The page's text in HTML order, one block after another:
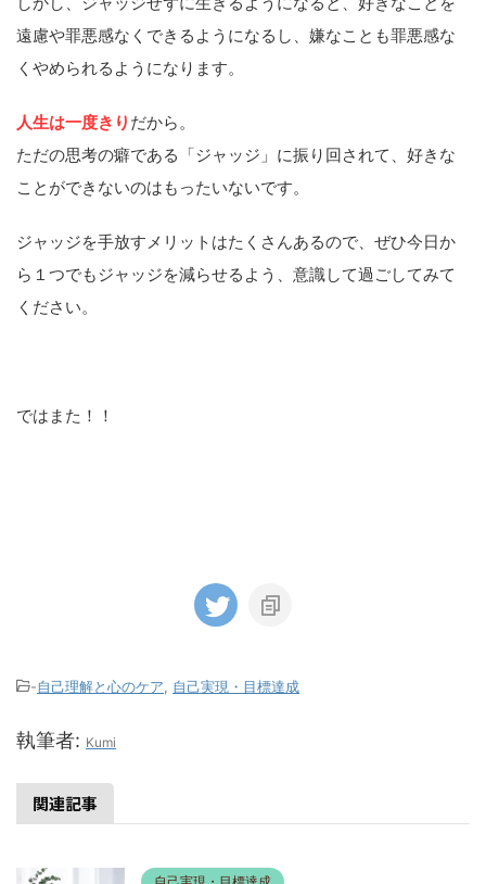
ではまた！！
-自己理解と心のケア
る。それでも動けない理由
動けないのは意志が弱いからじゃないです。夢を語
ることで承認欲求を満たしている、自己理解が目的
る。この3つの心理的パターンを知ると、「動けな
い自分」の見え方が変わります。
ぐなのか